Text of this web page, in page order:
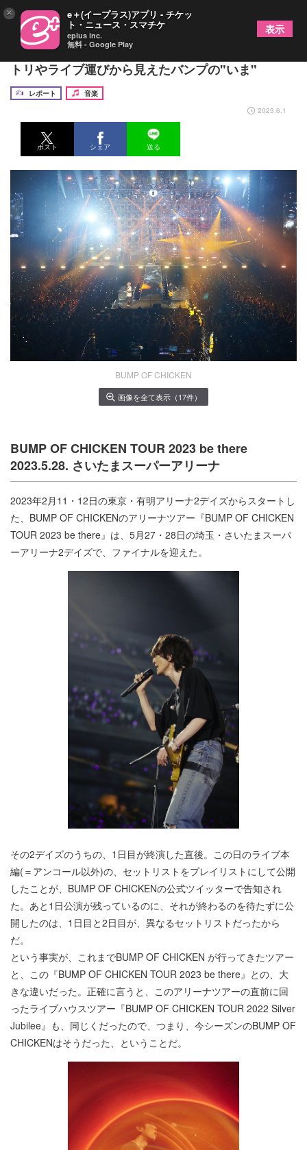
『BUMP OF CHICKEN TOUR 2023 be there』 セ
トリやライブ運びから見えたバンプの"いま"
レポート
音楽
2023.6.1
ポスト シェア 送る
BUMP OF CHICKEN
画像を全て表示（17件）
BUMP OF CHICKEN TOUR 2023 be there
2023.5.28. さいたまスーパーアリーナ
2023年2月11・12日の東京・有明アリーナ2デイズからスタートし
た、BUMP OF CHICKENのアリーナツアー『BUMP OF CHICKEN
TOUR 2023 be there』は、5月27・28日の埼玉・さいたまスーパ
ーアリーナ2デイズで、ファイナルを迎えた。
その2デイズのうちの、1日目が終演した直後。この日のライブ本
編(＝アンコール以外)の、セットリストをプレイリストにして公開
したことが、BUMP OF CHICKENの公式ツイッターで告知され
た。あと1日公演が残っているのに、それが終わるのを待たずに公
開したのは、1日目と2日目が、異なるセットリストだったから
だ。
という事実が、これまでBUMP OF CHICKEN が行ってきたツアー
と、この『BUMP OF CHICKEN TOUR 2023 be there』との、大
きな違いだった。正確に言うと、このアリーナツアーの直前に回
ったライブハウスツアー『BUMP OF CHICKEN TOUR 2022 Silver
Jubilee』も、同じくだったので、つまり、今シーズンのBUMP OF
CHICKENはそうだった、ということだ。
× e＋(イープラス)アプリ - チケッ
ト・ニュース・スマチケ
eplus inc.
無料 - Google Play
表示